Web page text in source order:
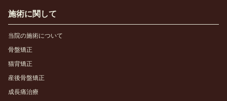
施術に関して
当院の施術について
骨盤矯正
猫背矯正
産後骨盤矯正
成長痛治療